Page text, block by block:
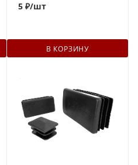
5 ₽/шт
В КОРЗИНУ